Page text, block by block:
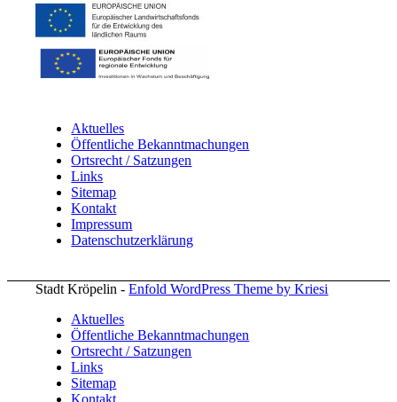
Aktuelles
Öffentliche Bekanntmachungen
Ortsrecht / Satzungen
Links
Sitemap
Kontakt
Impressum
Datenschutzerklärung
Stadt Kröpelin -Enfold WordPress Theme by Kriesi
Aktuelles
Öffentliche Bekanntmachungen
Ortsrecht / Satzungen
Links
Sitemap
Kontakt